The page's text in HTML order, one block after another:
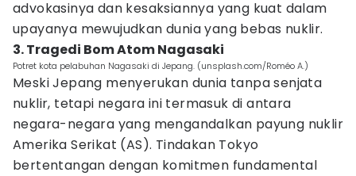
advokasinya dan kesaksiannya yang kuat dalam
upayanya mewujudkan dunia yang bebas nuklir.
3. Tragedi Bom Atom Nagasaki
Potret kota pelabuhan Nagasaki di Jepang. (unsplash.com/Roméo A.)
Meski Jepang menyerukan dunia tanpa senjata
nuklir, tetapi negara ini termasuk di antara
negara-negara yang mengandalkan payung nuklir
Amerika Serikat (AS). Tindakan Tokyo
bertentangan dengan komitmen fundamental